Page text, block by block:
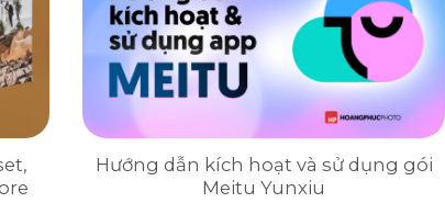
Hướng dẫn kích hoạt và sử dụng gói
Meitu Yunxiu